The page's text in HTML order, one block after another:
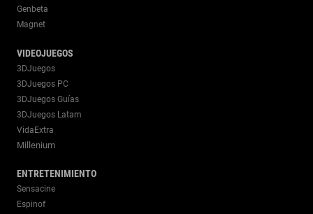
Genbeta
Magnet
VIDEOJUEGOS
3DJuegos
3DJuegos PC
3DJuegos Guías
3DJuegos Latam
VidaExtra
Millenium
ENTRETENIMIENTO
Sensacine
Espinof